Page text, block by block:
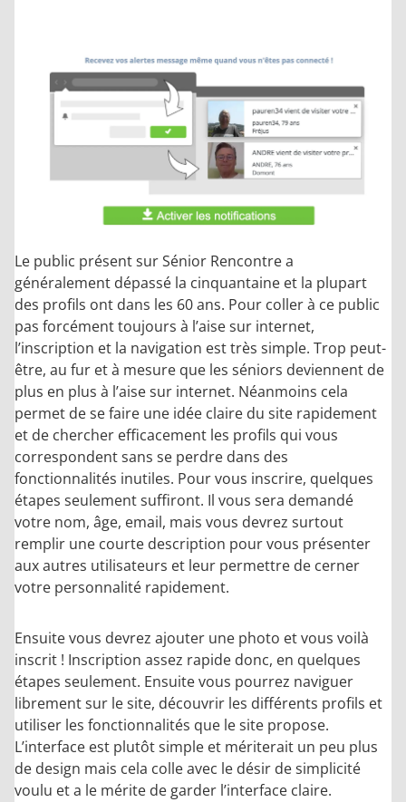
Le public présent sur Sénior Rencontre a
généralement dépassé la cinquantaine et la plupart
des profils ont dans les 60 ans. Pour coller à ce public
pas forcément toujours à l’aise sur internet,
l’inscription et la navigation est très simple. Trop peut-
être, au fur et à mesure que les séniors deviennent de
plus en plus à l’aise sur internet. Néanmoins cela
permet de se faire une idée claire du site rapidement
et de chercher efficacement les profils qui vous
correspondent sans se perdre dans des
fonctionnalités inutiles. Pour vous inscrire, quelques
étapes seulement suffiront. Il vous sera demandé
votre nom, âge, email, mais vous devrez surtout
remplir une courte description pour vous présenter
aux autres utilisateurs et leur permettre de cerner
votre personnalité rapidement.
Ensuite vous devrez ajouter une photo et vous voilà
inscrit ! Inscription assez rapide donc, en quelques
étapes seulement. Ensuite vous pourrez naviguer
librement sur le site, découvrir les différents profils et
utiliser les fonctionnalités que le site propose.
L’interface est plutôt simple et mériterait un peu plus
de design mais cela colle avec le désir de simplicité
voulu et a le mérite de garder l’interface claire.